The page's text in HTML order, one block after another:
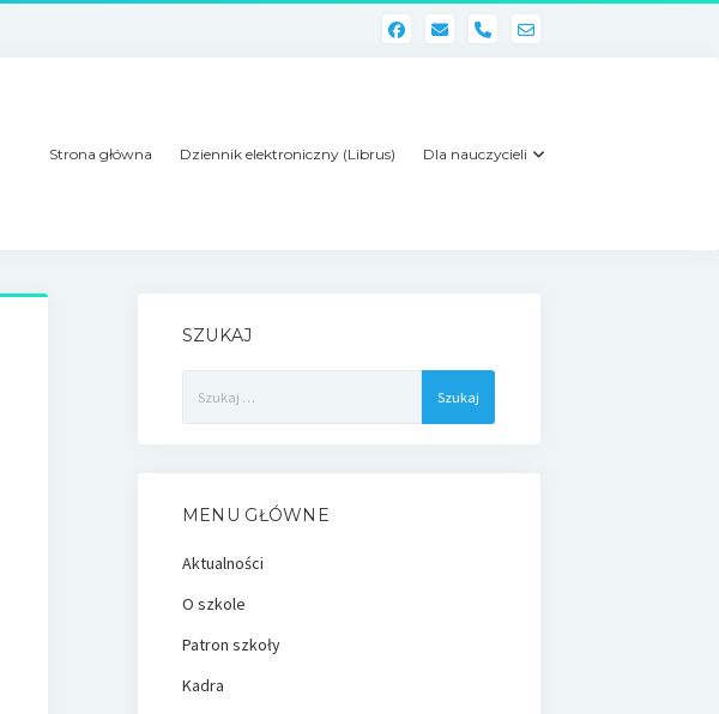
phone
Strona główna Dziennik elektroniczny (Librus) Dla nauczycieli
SZUKAJ
MENU GŁÓWNE
Aktualności
O szkole
Patron szkoły
Kadra